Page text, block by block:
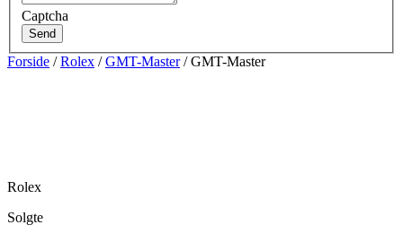
Captcha
Send
Forside /Rolex /GMT-Master/ GMT-Master
Rolex
Solgte